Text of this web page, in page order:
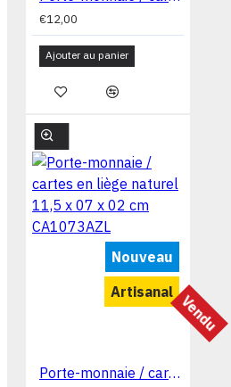
€12,00
Ajouter au panier
Nouveau
Artisanal
Vendu
Porte-monnaie / cartes en liège naturel 11,5 x 07 x 02 cm CA1073AZL